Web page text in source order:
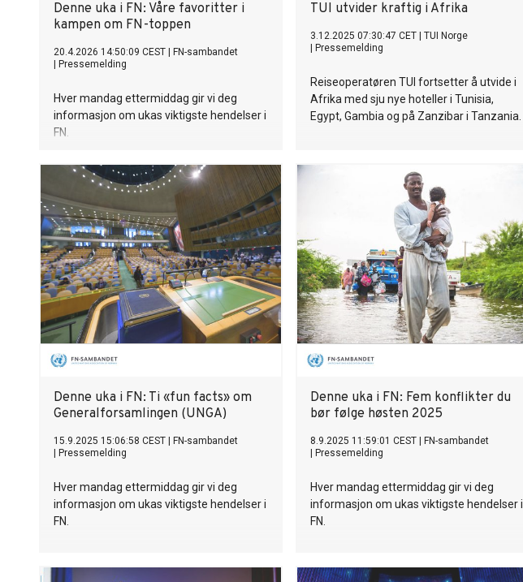
Denne uka i FN: Våre favoritter i
kampen om FN-toppen
20.4.2026 14:50:09 CEST
FN-sambandet
Pressemelding
Hver mandag ettermiddag gir vi deg
informasjon om ukas viktigste hendelser i
FN.
TUI utvider kraftig i Afrika
3.12.2025 07:30:47 CET
TUI Norge
Pressemelding
Reiseoperatøren TUI fortsetter å utvide i
Afrika med sju nye hoteller i Tunisia,
Egypt, Gambia og på Zanzibar i Tanzania.
Denne uka i FN: Ti «fun facts» om
Generalforsamlingen (UNGA)
15.9.2025 15:06:58 CEST
FN-sambandet
Pressemelding
Hver mandag ettermiddag gir vi deg
informasjon om ukas viktigste hendelser i
FN.
Denne uka i FN: Fem konflikter du
bør følge høsten 2025
8.9.2025 11:59:01 CEST
FN-sambandet
Pressemelding
Hver mandag ettermiddag gir vi deg
informasjon om ukas viktigste hendelser i
FN.